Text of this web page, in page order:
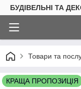
БУДІВЕЛЬНІ ТА
Товари та
КРАЩА ПРОПОЗИЦІЯ